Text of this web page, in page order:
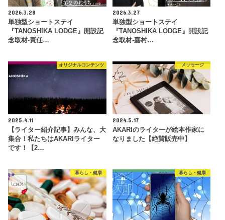
2026.3.28
単独型ショートステイ
『TANOSHIKA LODGE』開設記
念取材-責任…
2026.3.27
単独型ショートステイ
『TANOSHIKA LODGE』開設記
念取材-嘉村…
オリジナルコンテンツ
2025.4.11
【ライター紹介記事】みんな、大
集合！私たちはAKARIライター
です！【2…
メッセージ
2024.5.17
AKARIのライターが絵本作家に
なりました【絶賛販売中】
暮らし・健康 暮らし・健康